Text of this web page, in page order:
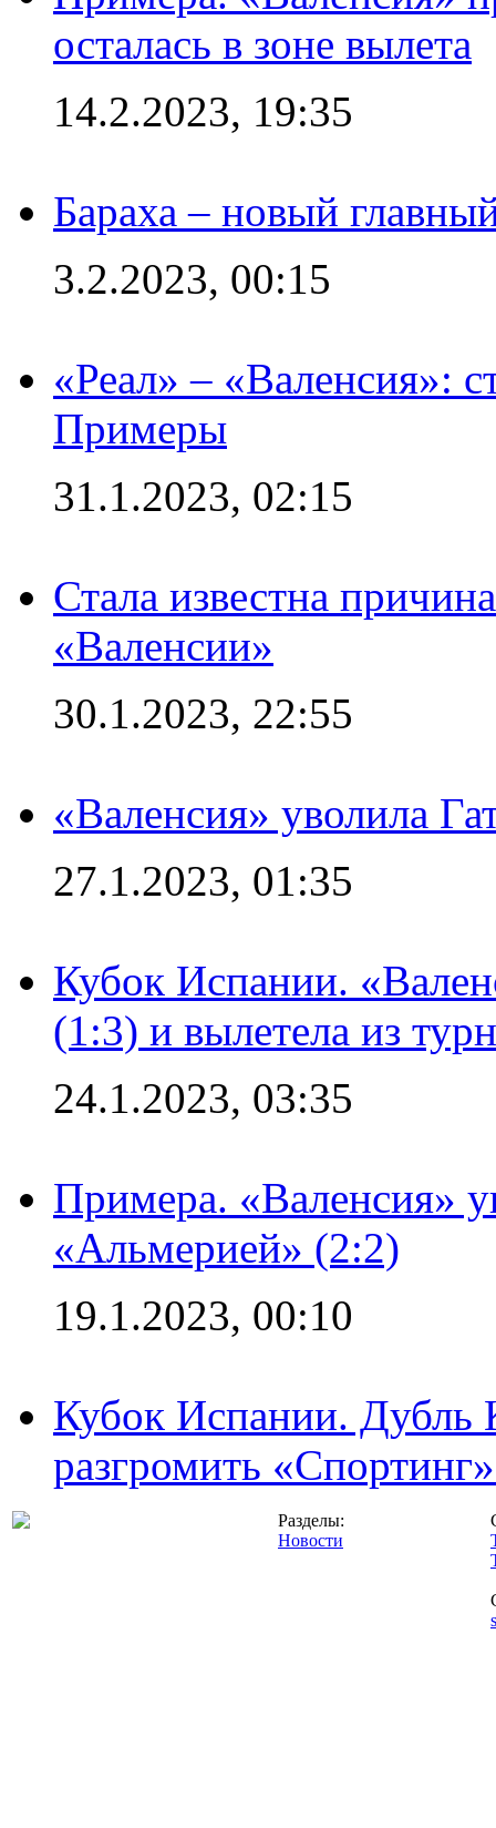
осталась в зоне вылета
14.2.2023, 19:35
Бараха – новый
3.2.2023, 00:15
«Реал» – «Валенсия»:
Примеры
31.1.2023, 02:15
Стала известна
«Валенсии»
30.1.2023, 22:55
«Валенсия» уволила
27.1.2023, 01:35
Кубок Испании.
(1:3) и вылетела из
24.1.2023, 03:35
Примера. «Валенсия»
«Альмерией» (2:2)
19.1.2023, 00:10
Кубок Испании. Дубль
разгромить
Разделы:
Новости